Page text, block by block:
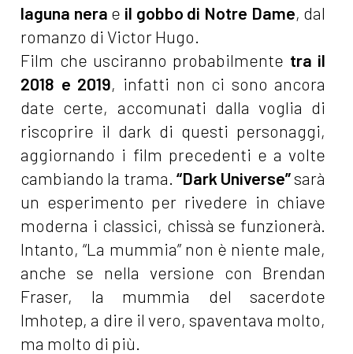
laguna nera e il gobbo di Notre Dame, dal
romanzo di Victor Hugo.
Film che usciranno probabilmente tra il
2018 e 2019, infatti non ci sono ancora
date certe, accomunati dalla voglia di
riscoprire il dark di questi personaggi,
aggiornando i film precedenti e a volte
cambiando la trama. “Dark Universe” sarà
un esperimento per rivedere in chiave
moderna i classici, chissà se funzionerà.
Intanto, “La mummia” non è niente male,
anche se nella versione con Brendan
Fraser, la mummia del sacerdote
Imhotep, a dire il vero, spaventava molto,
ma molto di più.